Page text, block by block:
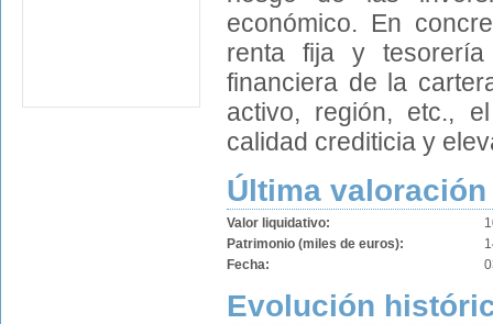
económico. En
renta fija y tesorería
financiera de la
activo, región, etc.,
calidad crediticia y
Última valoración
Valor liquidativo:
Patrimonio (miles de euros):
Fecha:
Evolución